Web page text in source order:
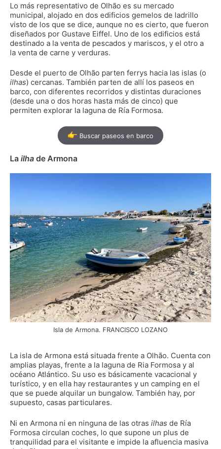
Lo más representativo de Olhão es su mercado
municipal, alojado en dos edificios gemelos de ladrillo
visto de los que se dice, aunque no es cierto, que fueron
diseñados por Gustave Eiffel. Uno de los edificios está
destinado a la venta de pescados y mariscos, y el otro a
la venta de carne y verduras.
Desde el puerto de Olhão parten ferrys hacia las islas (o
ilhas) cercanas. También parten de allí los paseos en
barco, con diferentes recorridos y distintas duraciones
(desde una o dos horas hasta más de cinco) que
permiten explorar la laguna de Ría Formosa.
Buscar paseos en barco
La ilha de Armona
Isla de Armona. FRANCISCO LOZANO
La isla de Armona está situada frente a Olhão. Cuenta con
amplias playas, frente a la laguna de Ria Formosa y al
océano Atlántico. Su uso es básicamente vacacional y
turístico, y en ella hay restaurantes y un camping en el
que se puede alquilar un bungalow. También hay, por
supuesto, casas particulares.
Ni en Armona ni en ninguna de las otras ilhas de Ría
Formosa circulan coches, lo que supone un plus de
tranquilidad para el visitante e impide la afluencia masiva